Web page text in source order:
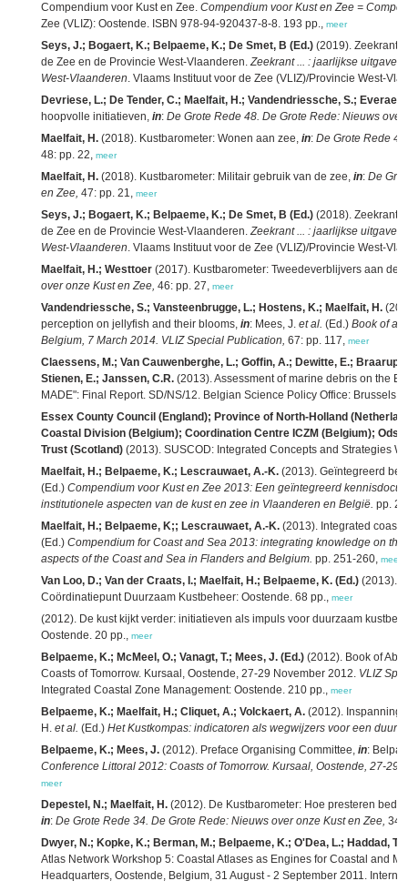
Compendium voor Kust en Zee. Compendium voor Kust en Zee =
Zee (VLIZ): Oostende. ISBN 978-94-920437-8-8. 193 pp., meer
Seys, J.; Bogaert, K.; Belpaeme, K.; De Smet, B (Ed.) (2019). Zeekrant
de Zee en de Provincie West-Vlaanderen.Zeekrant ... : jaarlijkse uitgave
West-Vlaanderen. Vlaams Instituut voor de Zee (VLIZ)/Provincie West-
Devriese, L.; De Tender, C.; Maelfait, H.; Vandendriessche, S.;
hoopvolle initiatieven, in: De Grote Rede 48. De Grote Rede: Nieuws over
Maelfait, H. (2018). Kustbarometer: Wonen aan zee, in: De Grote Rede
48: pp. 22, meer
Maelfait, H. (2018). Kustbarometer: Militair gebruik van de zee, in: De
en Zee, 47: pp. 21, meer
Seys, J.; Bogaert, K.; Belpaeme, K.; De Smet, B (Ed.) (2018). Zeekrant
de Zee en de Provincie West-Vlaanderen.Zeekrant ... : jaarlijkse uitgave
West-Vlaanderen. Vlaams Instituut voor de Zee (VLIZ)/Provincie West-
Maelfait, H.; Westtoer (2017). Kustbarometer: Tweedeverblijvers aan de
over onze Kust en Zee, 46: pp. 27, meer
Vandendriessche, S.; Vansteenbrugge, L.; Hostens, K.; Maelfait, H.
perception on jellyfish and their blooms, in: Mees, J. et al. (Ed.) Book of
Belgium, 7 March 2014. VLIZ Special Publication, 67: pp. 117, meer
Claessens, M.; Van Cauwenberghe, L.; Goffin, A.; Dewitte, E.; Braarup
Stienen, E.; Janssen, C.R. (2013). Assessment of marine debris on the
MADE": Final Report. SD/NS/12. Belgian Science Policy Office: Brussels.
Essex County Council (England); Province of North-Holland
Coastal Division (Belgium); Coordination Centre ICZM (Belgium);
Trust (Scotland) (2013). SUSCOD: Integrated Concepts and Strategies
Maelfait, H.; Belpaeme, K.; Lescrauwaet, A.-K. (2013). Geïntegreerd
(Ed.) Compendium voor Kust en Zee 2013: Een geïntegreerd
institutionele aspecten van de kust en zee in Vlaanderen en België. pp.
Maelfait, H.; Belpaeme, K;; Lescrauwaet, A.-K. (2013). Integrated
(Ed.) Compendium for Coast and Sea 2013: integrating knowledge on
aspects of the Coast and Sea in Flanders and Belgium. pp. 251-260, meer
Van Loo, D.; Van der Craats, I.; Maelfait, H.; Belpaeme, K. (Ed.) (2013).
Coördinatiepunt Duurzaam Kustbeheer: Oostende. 68 pp., meer
(2012). De kust kijkt verder: initiatieven als impuls voor duurzaam
Oostende. 20 pp., meer
Belpaeme, K.; McMeel, O.; Vanagt, T.; Mees, J. (Ed.) (2012). Book of
Coasts of Tomorrow. Kursaal, Oostende, 27-29 November 2012. VLIZ
Integrated Coastal Zone Management: Oostende. 210 pp., meer
Belpaeme, K.; Maelfait, H.; Cliquet, A.; Volckaert, A. (2012).
H. et al. (Ed.) Het Kustkompas: indicatoren als wegwijzers voor een
Belpaeme, K.; Mees, J. (2012). Preface Organising Committee, in:
Conference Littoral 2012: Coasts of Tomorrow. Kursaal, Oostende, 27-29
meer
Depestel, N.; Maelfait, H. (2012). De Kustbarometer: Hoe presteren
in: De Grote Rede 34. De Grote Rede: Nieuws over onze Kust en Zee, 34:
Dwyer, N.; Kopke, K.; Berman, M.; Belpaeme, K.; O'Dea, L.; Haddad, T.;
Atlas Network Workshop 5: Coastal Atlases as Engines for Coastal and
Headquarters, Oostende, Belgium, 31 August - 2 September 2011.